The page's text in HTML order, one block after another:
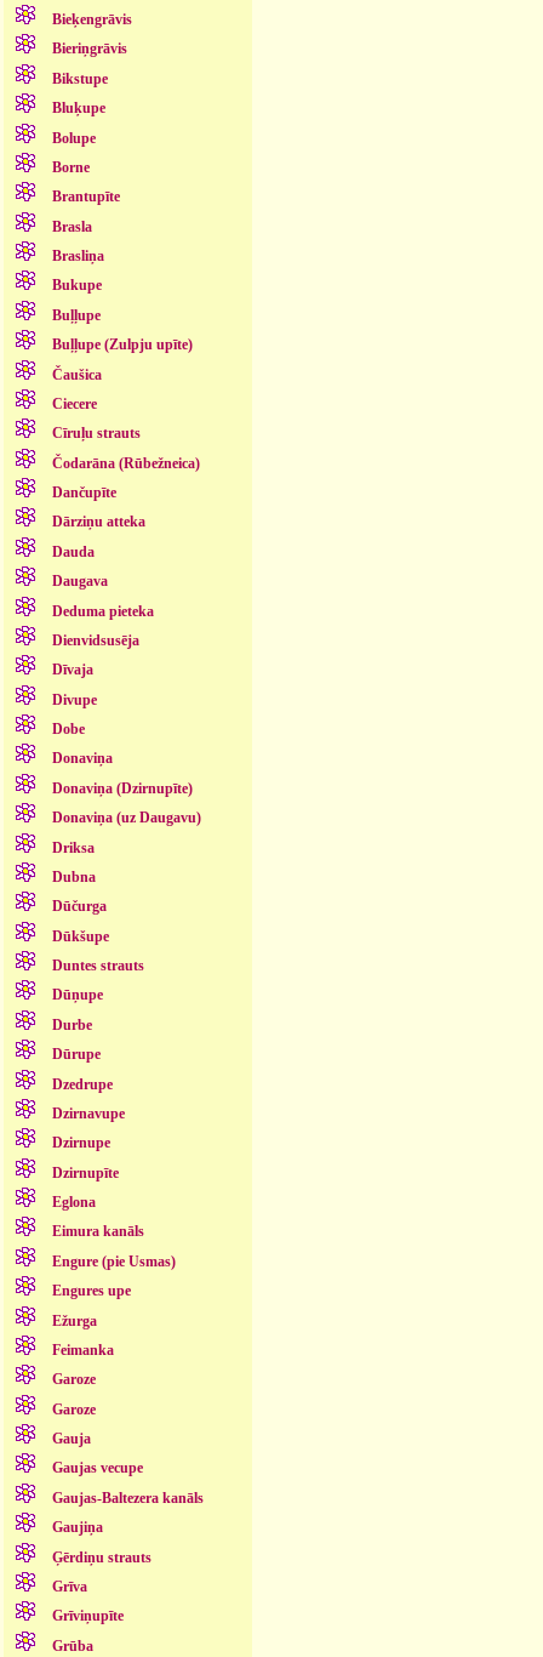
Bieķengrāvis
Bieriņgrāvis
Bikstupe
Bluķupe
Bolupe
Borne
Brantupīte
Brasla
Brasliņa
Bukupe
Buļļupe
Buļļupe (Zulpju upīte)
Čaušica
Ciecere
Cīruļu strauts
Čodarāna (Rūbežneica)
Dančupīte
Dārziņu atteka
Dauda
Daugava
Deduma pieteka
Dienvidsusēja
Dīvaja
Divupe
Dobe
Donaviņa
Donaviņa (Dzirnupīte)
Donaviņa (uz Daugavu)
Driksa
Dubna
Dūčurga
Dūkšupe
Duntes strauts
Dūņupe
Durbe
Dūrupe
Dzedrupe
Dzirnavupe
Dzirnupe
Dzirnupīte
Eglona
Eimura kanāls
Engure (pie Usmas)
Engures upe
Ežurga
Feimanka
Garoze
Garoze
Gauja
Gaujas vecupe
Gaujas-Baltezera kanāls
Gaujiņa
Ģērdiņu strauts
Grīva
Grīviņupīte
Grūba